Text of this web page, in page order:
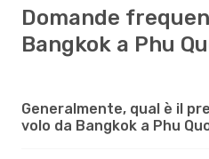
Domande
Bangkok a Phu
Generalmente, qual è il
volo da Bangkok a Phu